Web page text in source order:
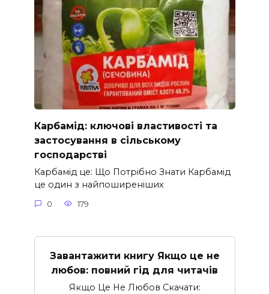
Карбамід: ключові властивості та
застосування в сільському
господарстві
Карбамід це: Що Потрібно Знати Карбамід
це один з найпоширеніших
0 179
Завантажити книгу Якщо це не
любов: повний гід для читачів
Якщо Це Не Любов Скачати: